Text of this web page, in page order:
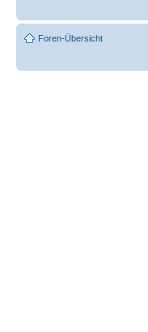
Foren-Übersicht